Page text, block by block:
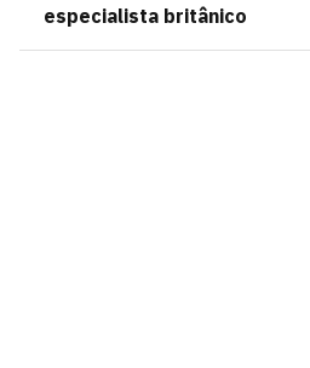
especialista britânico